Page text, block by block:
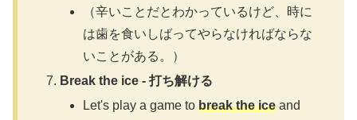
（辛いことだとわかっているけど、時に
は歯を食いしばってやらなければならな
いことがある。）
Break the ice - 打ち解ける
Let's play a game tobreak the ice and